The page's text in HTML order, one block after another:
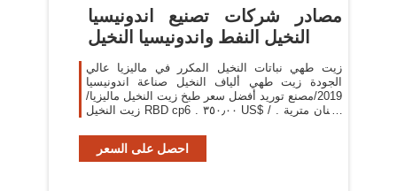
مصادر شركات تصنيع اندونيسيا
النخيل النفط واندونيسيا النخيل
زيت طهي نباتات النخيل المكرر في ماليزيا عالي
الجودة زيت طهي ألياف النخيل صناعة اندونيسيا
2019/مصنع توريد أفضل سعر طبخ زيت النخيل ماليزيا/
زيت النخيل RBD cp6 . ٣٥٠٫٠٠ US$ / أطنان مترية .
احصل على السعر